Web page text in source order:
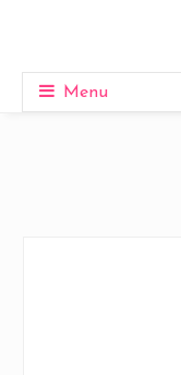
Menu